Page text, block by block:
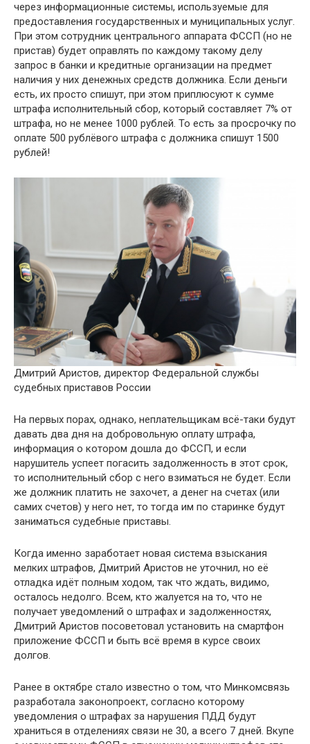
через информационные системы, используемые для
предоставления государственных и муниципальных услуг.
При этом сотрудник центрального аппарата ФССП (но не
пристав) будет оправлять по каждому такому делу
запрос в банки и кредитные организации на предмет
наличия у них денежных средств должника. Если деньги
есть, их просто спишут, при этом приплюсуют к сумме
штрафа исполнительный сбор, который составляет 7% от
штрафа, но не менее 1000 рублей. То есть за просрочку по
оплате 500 рублёвого штрафа с должника спишут 1500
рублей!
Дмитрий Аристов, директор Федеральной службы
судебных приставов России
На первых порах, однако, неплательщикам всё-таки будут
давать два дня на добровольную оплату штрафа,
информация о котором дошла до ФССП, и если
нарушитель успеет погасить задолженность в этот срок,
то исполнительный сбор с него взиматься не будет. Если
же должник платить не захочет, а денег на счетах (или
самих счетов) у него нет, то тогда им по старинке будут
заниматься судебные приставы.
Когда именно заработает новая система взыскания
мелких штрафов, Дмитрий Аристов не уточнил, но её
отладка идёт полным ходом, так что ждать, видимо,
осталось недолго. Всем, кто жалуется на то, что не
получает уведомлений о штрафах и задолженностях,
Дмитрий Аристов посоветовал установить на смартфон
приложение ФССП и быть всё время в курсе своих
долгов.
Ранее в октябре стало известно о том, что Минкомсвязь
разработала законопроект, согласно которому
уведомления о штрафах за нарушения ПДД будут
храниться в отделениях связи не 30, а всего 7 дней. Вкупе